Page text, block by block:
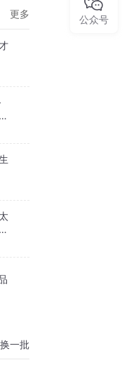
更多
换一批
公众号